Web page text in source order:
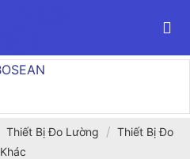
Thiết Bị Đo Lường / Thiết Bị Đo
Khác